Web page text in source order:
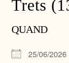
Trets
QUAND
25/06/2026